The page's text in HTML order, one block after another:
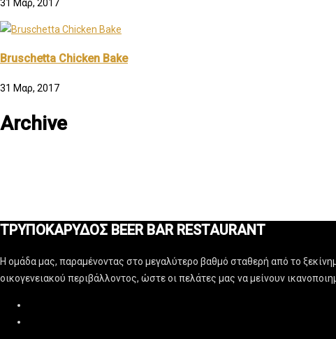
31 Μαρ, 2017
Bruschetta Chicken Bake
31 Μαρ, 2017
Archive
ΤΡΥΠΟΚΑΡΥΔΟΣ BEER BAR RESTAURANT
Η ομάδα μας, παραμένοντας στο μεγαλύτερο βαθμό σταθερή από το
οικογενειακού περιβάλλοντος, ώστε οι πελάτες μας να μείνουν